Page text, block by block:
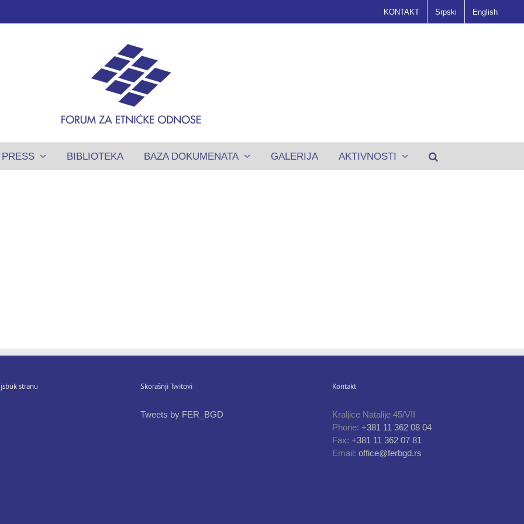
KONTAKT Srpski English
PRESS BIBLIOTEKA BAZA DOKUMENATA GALERIJA AKTIVNOSTI
stranu Skorašnji Twitovi
Tweets by FER_BGD
Kontakt
Kraljice Natalije 45/VII
Phone: +381 11 362 08 04
Fax: +381 11 362 07 81
Email: office@ferbgd.rs